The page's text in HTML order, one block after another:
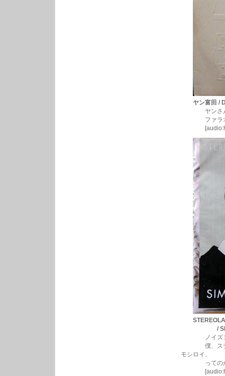
ヤン富田 /
ヤンさんが2
ファラオ・
[audio:http://
/ SIMPLE
ノイズコラ
僕、ステレ
モシロイ、
ってのが素